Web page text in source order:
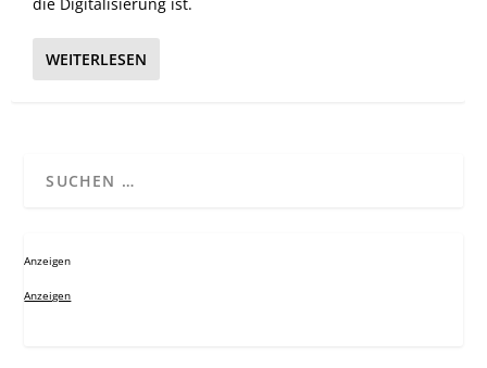
WEITERLESEN
Anzeigen
Anzeigen